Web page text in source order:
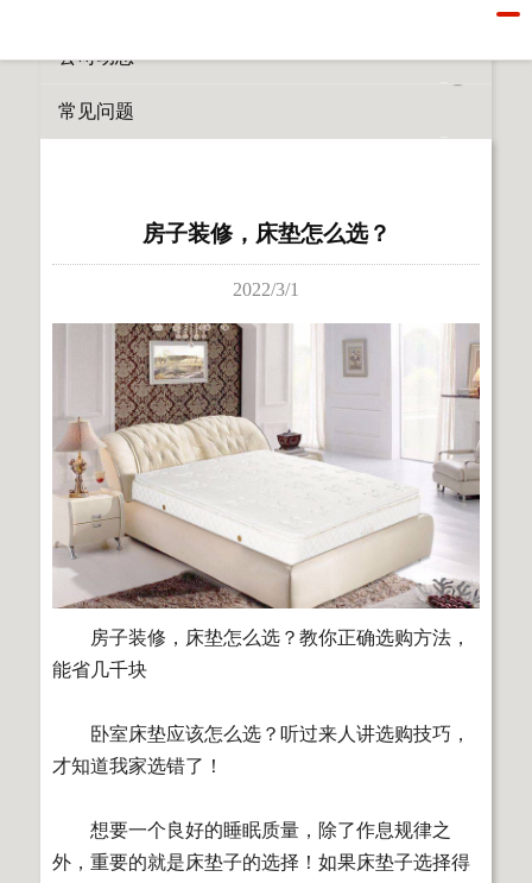
公司动态
常见问题
房子装修，床垫怎么选？
2022/3/1
房子装修，床垫怎么选？教你正确选购方法，
能省几千块
卧室床垫应该怎么选？听过来人讲选购技巧，
才知道我家选错了！
想要一个良好的睡眠质量，除了作息规律之
外，重要的就是床垫子的选择！如果床垫子选择得